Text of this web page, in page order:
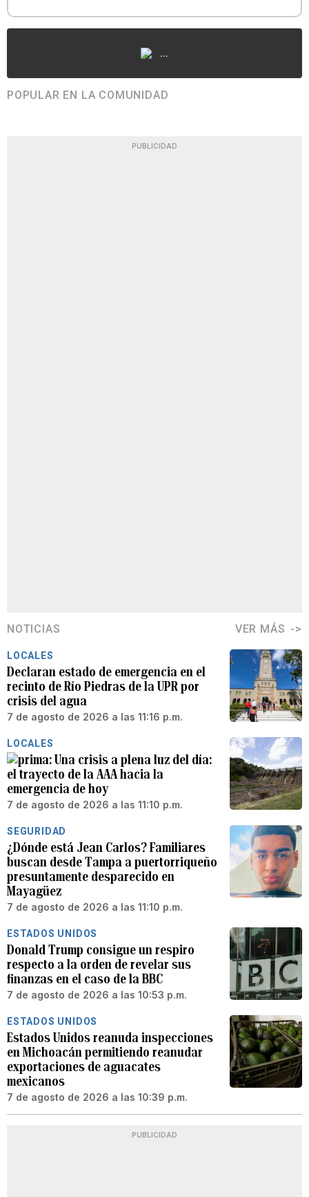
...
POPULAR EN LA COMUNIDAD
PUBLICIDAD
NOTICIAS VER MÁS
LOCALES
Declaran estado de emergencia en el
recinto de Río Piedras de la UPR por
crisis del agua
7 de agosto de 2026 a las 11:16 p.m.
LOCALES
Una crisis a plena luz del día:
el trayecto de la AAA hacia la
emergencia de hoy
7 de agosto de 2026 a las 11:10 p.m.
SEGURIDAD
¿Dónde está Jean Carlos? Familiares
buscan desde Tampa a puertorriqueño
presuntamente desparecido en
Mayagüez
7 de agosto de 2026 a las 11:10 p.m.
ESTADOS UNIDOS
Donald Trump consigue un respiro
respecto a la orden de revelar sus
finanzas en el caso de la BBC
7 de agosto de 2026 a las 10:53 p.m.
ESTADOS UNIDOS
Estados Unidos reanuda inspecciones
en Michoacán permitiendo reanudar
exportaciones de aguacates
mexicanos
7 de agosto de 2026 a las 10:39 p.m.
PUBLICIDAD